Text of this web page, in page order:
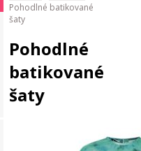
Pohodlné batikované
šaty
Pohodlné
batikované
šaty